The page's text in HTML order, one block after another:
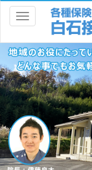
Toggle
navigation